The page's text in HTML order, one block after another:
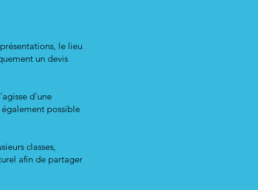
le lieu
un devis
d'une
possible
classes,
afin de partager